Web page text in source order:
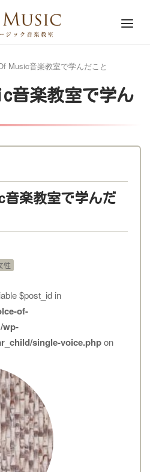
Menu
Music音楽教室で学んだこと
音楽教室で学ん
楽教室で学んだ
性
$post_id in
of-
wp-
single-voice.phpon